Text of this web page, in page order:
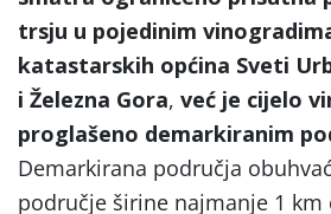
trsju u pojedinim
katastarskih općina Sveti
i Železna Gora, već je cijelo
proglašeno demarkiranim
Demarkirana područja
područje širine najmanje 1 km